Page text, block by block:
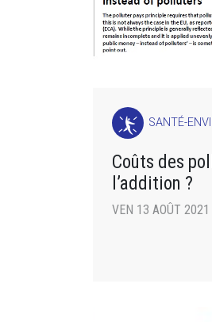
SANTÉ-
Coûts des
l’addition ?
VEN 13 AOÛT 2021